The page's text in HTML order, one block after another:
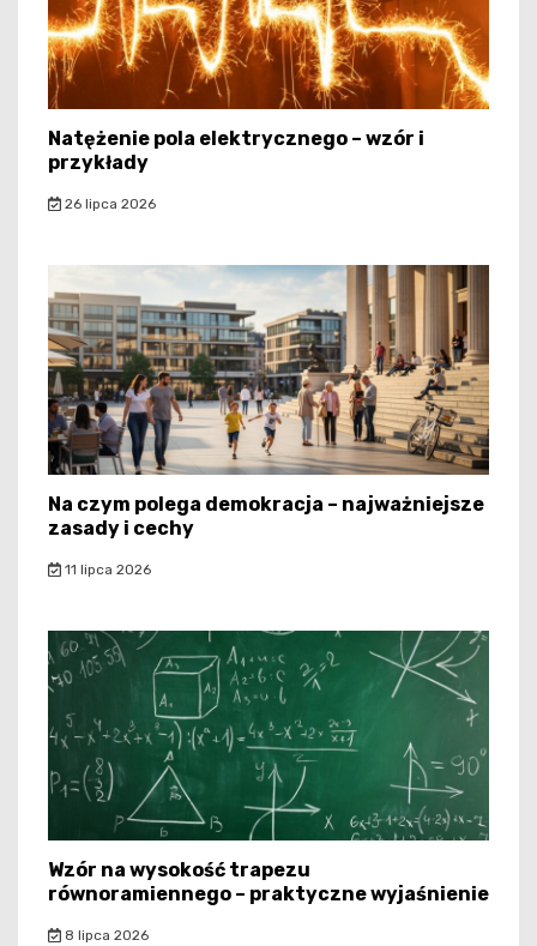
Natężenie pola elektrycznego – wzór i
przykłady
26 lipca 2026
Na czym polega demokracja – najważniejsze
zasady i cechy
11 lipca 2026
Wzór na wysokość trapezu
równoramiennego – praktyczne wyjaśnienie
8 lipca 2026